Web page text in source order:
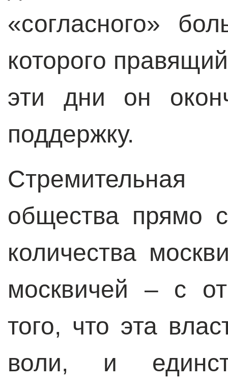
«согласного»
которого
эти дни он
поддержку.
Стремительная
общества прямо
количества
москвичей – с
того, что эта
воли, и